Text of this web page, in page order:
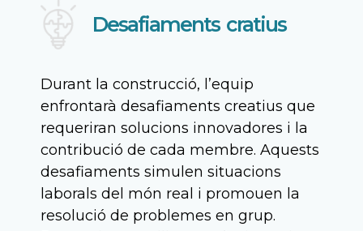
Desafiaments cratius
Durant la construcció, l’equip
enfrontarà desafiaments creatius que
requeriran solucions innovadores i la
contribució de cada membre. Aquests
desafiaments simulen situacions
laborals del món real i promouen la
resolució de problemes en grup.